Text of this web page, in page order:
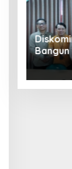
Digital